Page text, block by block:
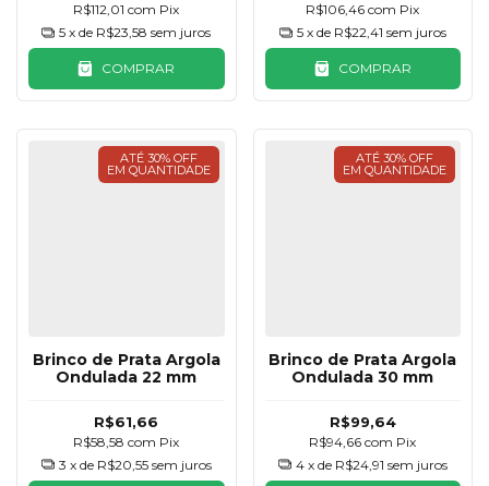
R$112,01com Pix
5 x de R$23,58 sem juros
COMPRAR
R$106,46com Pix
5 x de R$22,41 sem juros
COMPRAR
ATÉ 30% OFF
EM QUANTIDADE
Brinco de Prata Argola
Ondulada 22 mm
R$61,66
R$58,58com Pix
3 x de R$20,55 sem juros
ATÉ 30% OFF
EM QUANTIDADE
Brinco de Prata Argola
Ondulada 30 mm
R$99,64
R$94,66com Pix
4 x de R$24,91 sem juros